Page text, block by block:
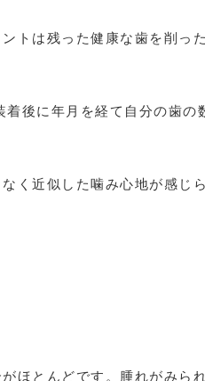
トは残った健康な歯を削っ
後に年月を経て自分の歯
く近似した噛み心地が感じら
ほとんどです。腫れがみら